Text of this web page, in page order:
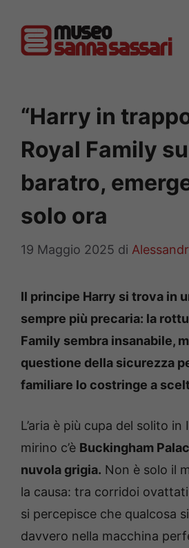
contenuto
“Harry in
Royal Family
baratro,
solo ora
19 Maggio 2025 di
Il principe Harry si trova in
sempre più precaria: la
Family sembra insanabile,
questione della sicurezza
familiare lo costringe a
L’aria è più cupa del solito
mirino c’è Buckingham
nuvola grigia. Non è solo il
la causa: tra corridoi
si percepisce che qualcosa
davvero nella macchina